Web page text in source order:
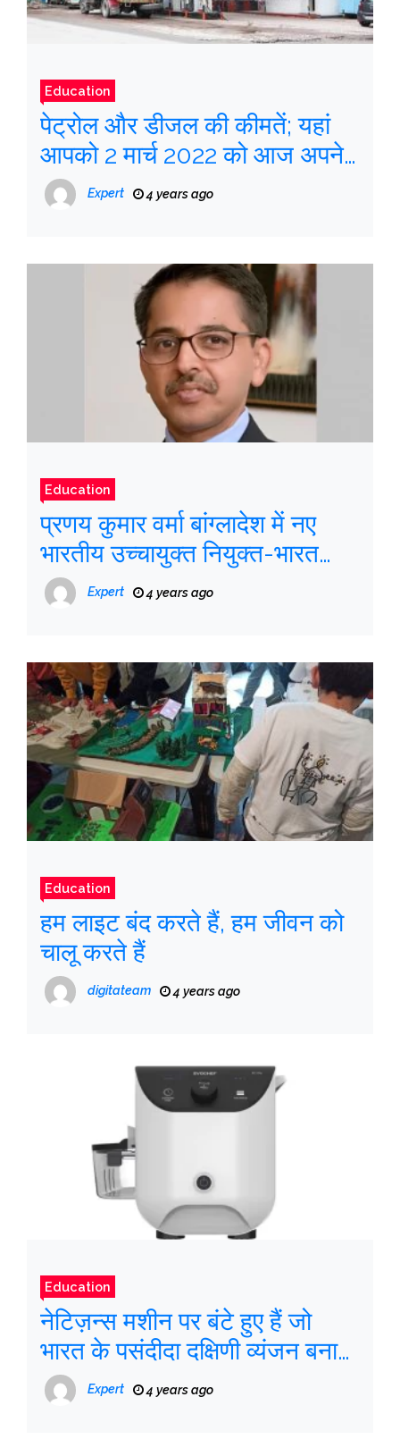
Education
पेट्रोल और डीजल की कीमतें; यहां
आपको 2 मार्च 2022 को आज अपने
शहर में भुगतान करने की आवश्यकता
है
Expert 4 years ago
Education
प्रणय कुमार वर्मा बांग्लादेश में नए
भारतीय उच्चायुक्त नियुक्त-भारत
समाचार , फ़र्स्टपोस्ट
Expert 4 years ago
Education
हम लाइट बंद करते हैं, हम जीवन को
चालू करते हैं
digitateam 4 years ago
Education
नेटिज़न्स मशीन पर बंटे हुए हैं जो
भारत के पसंदीदा दक्षिणी व्यंजन बनाने
में मदद करते हैं
Expert 4 years ago